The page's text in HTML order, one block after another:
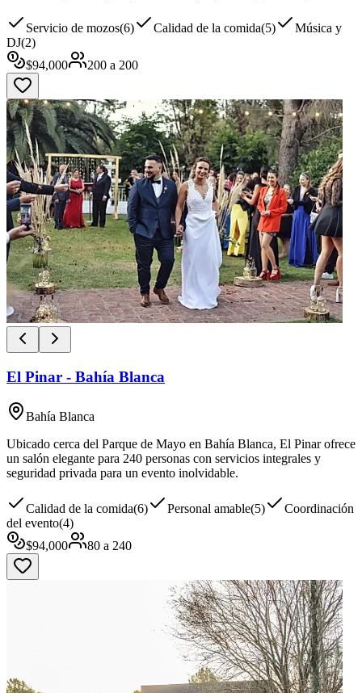
Servicio de mozos(6) Calidad de la comida(5)
Música y
DJ(2)
$94,000 200 a 200
El Pinar - Bahía Blanca
Bahía Blanca
Ubicado cerca del Parque de Mayo en Bahía Blanca, El Pinar ofrece
un salón elegante para 240 personas con servicios integrales y
seguridad privada para un evento inolvidable.
Calidad de la comida(6) Personal amable(5)
Coordinación
del evento(4)
$94,000 80 a 240